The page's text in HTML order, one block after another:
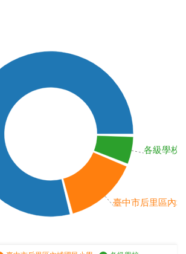
臺中市后里區內
各級學校